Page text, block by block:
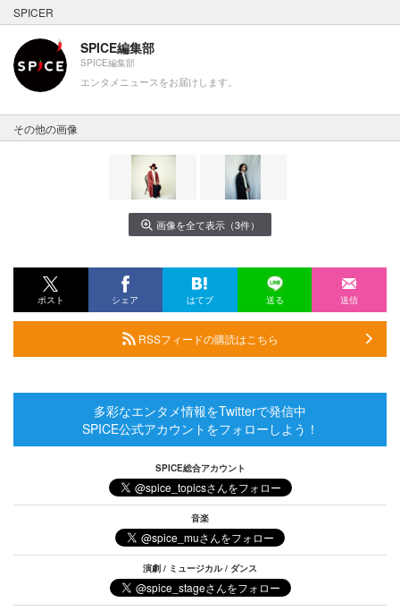
SPICER
SPICE編集部
SPICE編集部
エンタメニュースをお届けします。
その他の画像
画像を全て表示（3件）
ポスト シェア はてブ 送る 送信
RSSフィードの購読はこちら
多彩なエンタメ情報をTwitterで発信中
SPICE公式アカウントをフォローしよう！
SPICE総合アカウント
音楽
演劇 / ミュージカル / ダンス